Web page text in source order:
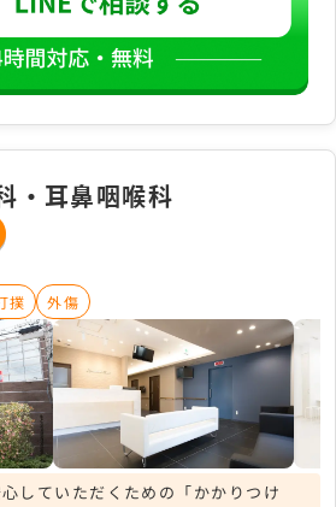
・耳鼻咽喉科
撲 外傷
していただくための「かかりつけ